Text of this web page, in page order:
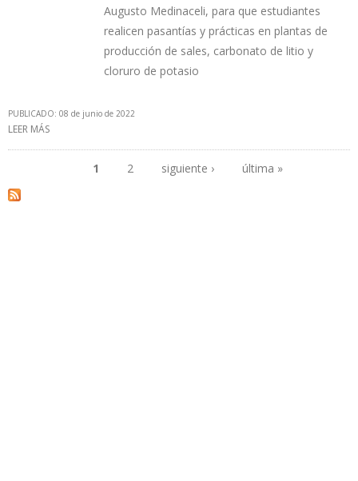
Augusto Medinaceli, para que estudiantes
realicen pasantías y prácticas en plantas de
producción de sales, carbonato de litio y
cloruro de potasio
PUBLICADO: 08 de junio de 2022
LEER MÁS
Páginas
1 2 siguiente › última »